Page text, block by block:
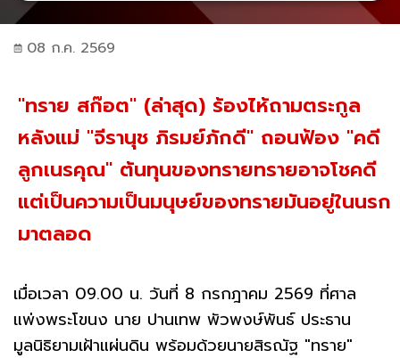
08 ก.ค. 2569
"ทราย สก๊อต" (ล่าสุด) ร้องไห้ถามตระกูล
หลังแม่ "จีรานุช ภิรมย์ภักดี" ถอนฟ้อง "คดี
ลูกเนรคุณ" ต้นทุนของทรายทรายอาจโชคดี
แต่เป็นความเป็นมนุษย์ของทรายมันอยู่ในนรก
มาตลอด
เมื่อเวลา 09.00 น. วันที่ 8 กรกฎาคม 2569 ที่ศาล
แพ่งพระโขนง นาย ปานเทพ พัวพงษ์พันธ์ ประธาน
มูลนิธิยามเฝ้าแผ่นดิน พร้อมด้วยนายสิรณัฐ "ทราย"